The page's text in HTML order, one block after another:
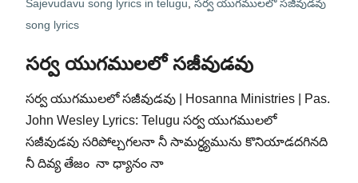
Sajevudavu song lyrics in telugu సర్వ యుగములలో సజీవుడవు
song lyrics
సర్వ యుగములలో సజీవుడవు
సర్వ యుగములలో సజీవుడవు | Hosanna Ministries | Pas.
John Wesley Lyrics: Telugu సర్వ యుగములలో
సజీవుడవు సరిపోల్చగలనా నీ సామర్ధ్యమును కొనియాడదగినది
నీ దివ్య తేజం నా ధ్యానం నా